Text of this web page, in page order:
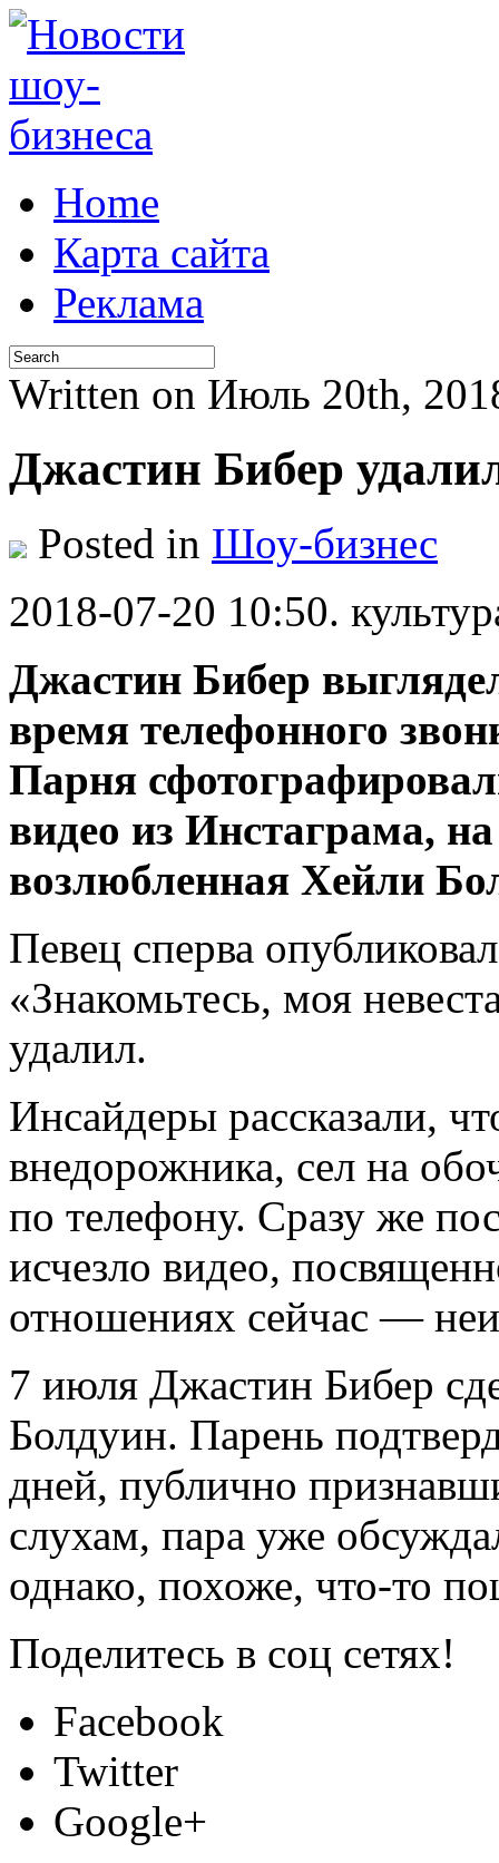
Home
Карта сайта
Реклама
Written on Июль 20th,
Джастин Бибер
Posted in Шоу-бизнес
2018-07-20 10:50.
Джастин Бибер
время телефонного
Парня
видео из Инстаграма,
возлюбленная Хейли
Певец сперва
«Знакомьтесь, моя
удалил.
Инсайдеры рассказали,
внедорожника, сел на
по телефону. Сразу же
исчезло видео,
отношениях сейчас —
7 июля Джастин Бибер
Болдуин. Парень
дней, публично
слухам, пара уже
однако, похоже, что-то
Поделитесь в соц сетях!
Facebook
Twitter
Google+